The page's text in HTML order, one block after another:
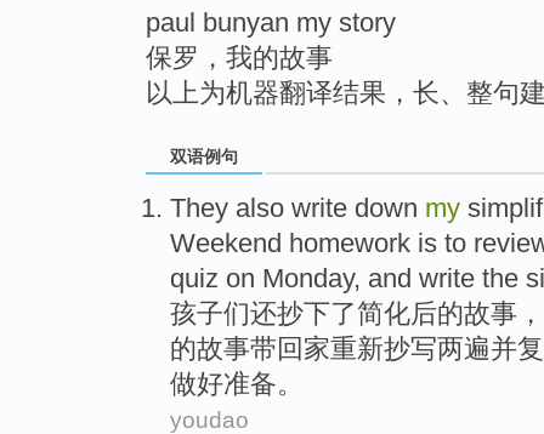
paul bunyan my story
保罗，我的故事
以上为机器翻译结果，长、整句
双语例句
They also write down my
Weekend homework is to
quiz on Monday, and write the
孩子们还抄下了简化后的故事 ，
的故事带回家重新抄写两遍并
做好准备。
youdao